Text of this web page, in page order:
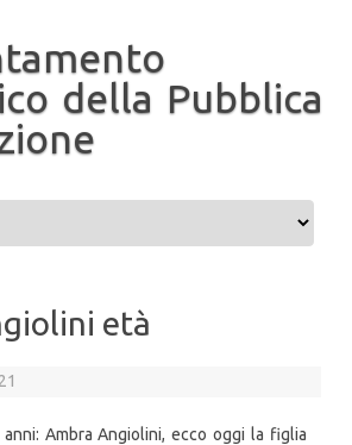
della Pubblica
età
Ambra Angiolini, ecco oggi la figlia